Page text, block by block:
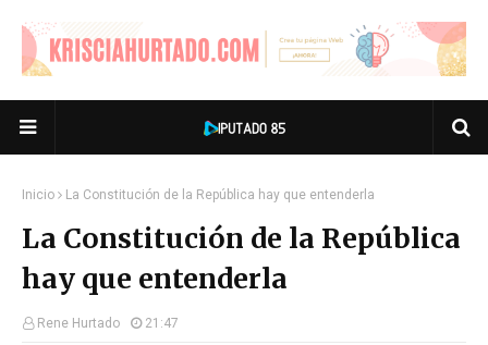
Inicio La Constitución de la República hay que entenderla
La Constitución de la República
hay que entenderla
Rene Hurtado 21:47